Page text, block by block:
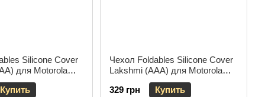
Silicone Cover
для Motorola
Зеленый / Cyprus
Купить
Чехол Foldables Silicone Cover
Lakshmi (AAA) для Motorola
Razr 50 Ultra Розовый / Pink
Sand
329 грн Купить